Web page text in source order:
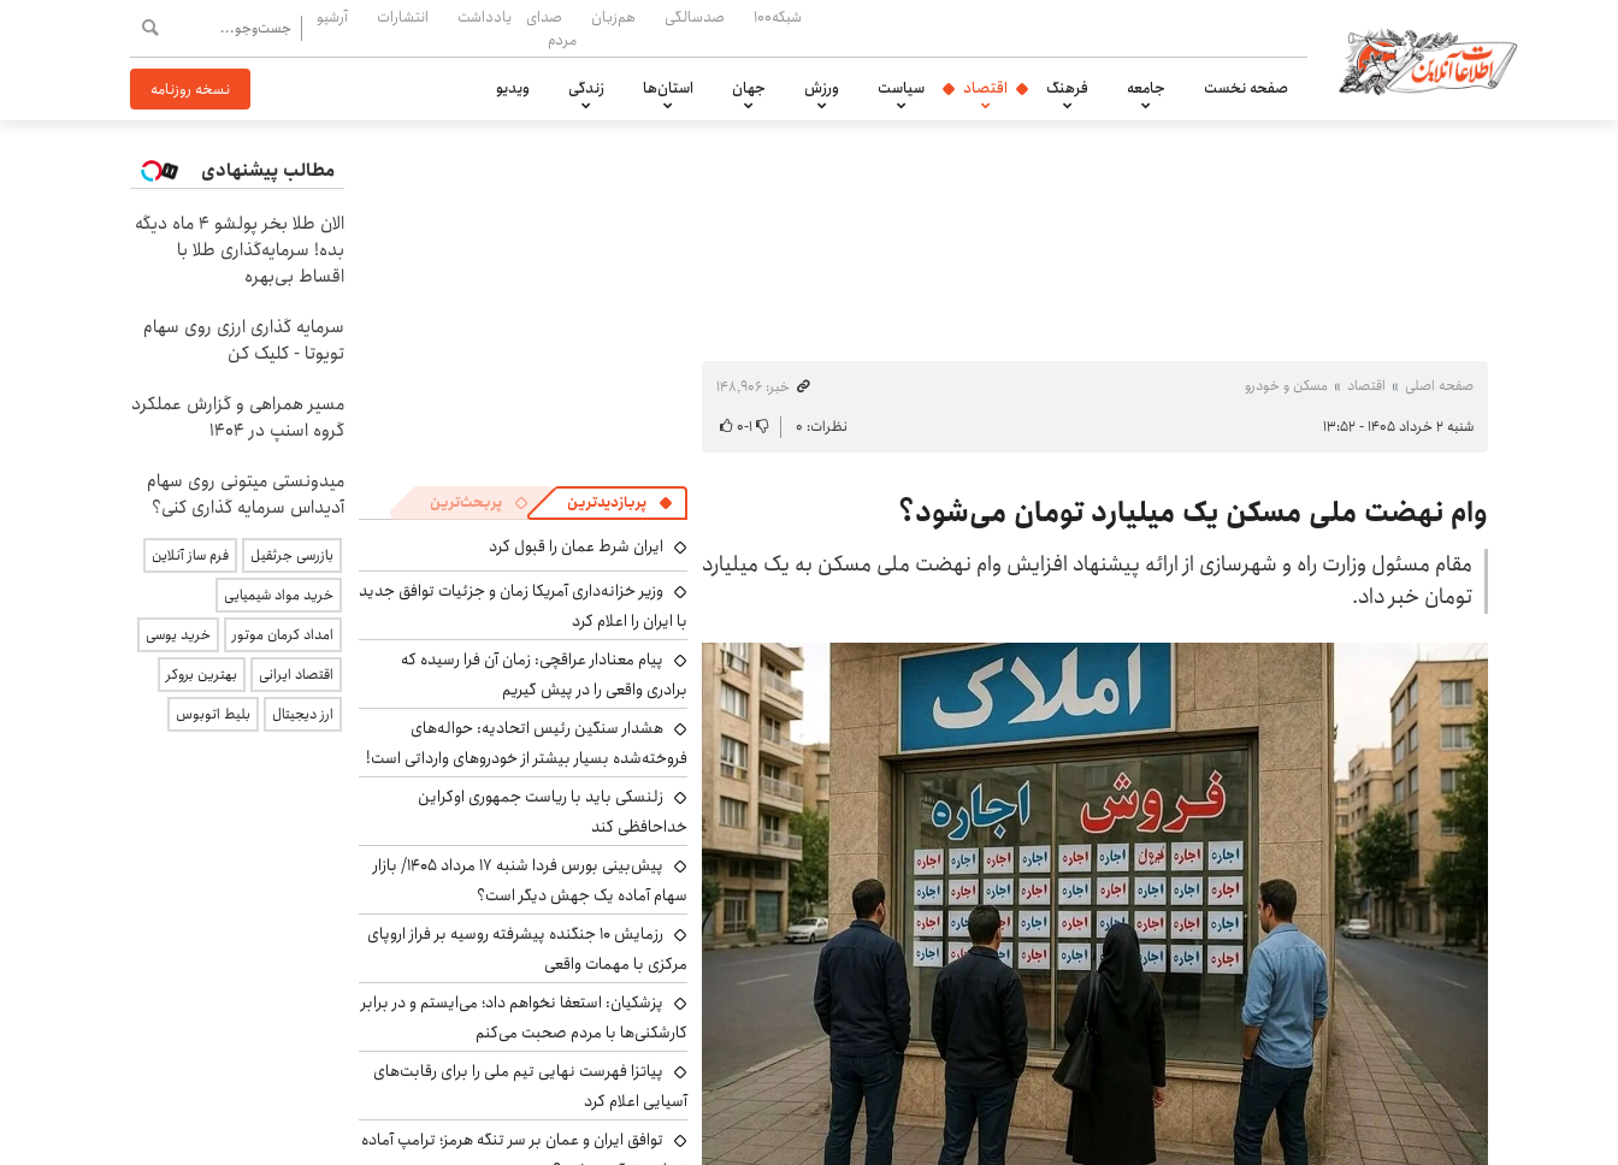
شبکه۱۰۰ صدسالگی هم‌زبان
صدای
مردم
یادداشت انتشارات آرشیو
صفحه نخست جامعه فرهنگ اقتصاد سیاست ورزش جهان استان‌ها زندگی ویدیو نسخه روزنامه
صفحه اصلی اقتصاد مسکن و خودرو
خبر: ۱۴۸٬۹۰۶
شنبه ۲ خرداد ۱۴۰۵ - ۱۳:۵۲
نظرات: ۰ ۱-۰
وام نهضت ملی مسکن یک میلیارد تومان می‌شود؟
مقام مسئول وزارت راه و شهرسازی از ارائه پیشنهاد افزایش وام نهضت ملی مسکن به یک میلیارد
تومان خبر داد.
پربازدیدترین پربحث‌ترین
ایران شرط عمان را قبول کرد
وزیر خزانه‌داری آمریکا زمان و جزئیات توافق جدید
با ایران را اعلام کرد
پیام معنادار عراقچی: زمان آن فرا رسیده که
برادری واقعی را در پیش گیریم
هشدار سنگین رئیس اتحادیه: حواله‌های
فروخته‌شده بسیار بیشتر از خودروهای وارداتی است!
زلنسکی باید با ریاست جمهوری اوکراین
خداحافظی کند
پیش‌بینی بورس فردا شنبه ۱۷ مرداد ۱۴۰۵/ بازار
سهام آماده یک جهش دیگر است؟
رزمایش ۱۰ جنگنده پیشرفته روسیه بر فراز اروپای
مرکزی با مهمات واقعی
پزشکیان: استعفا نخواهم داد؛ می‌ایستم و در برابر
کارشکنی‌ها با مردم صحبت می‌کنم
پیاتزا فهرست نهایی تیم ملی را برای رقابت‌های
آسیایی اعلام کرد
توافق ایران و عمان بر سر تنگه هرمز؛ ترامپ آماده
مطالب پیشنهادی
الان طلا بخر پولشو 4 ماه دیگه
بده! سرمایه‌گذاری طلا با
اقساط بی‌بهره
سرمایه گذاری ارزی روی سهام
تویوتا - کلیک کن
مسیر همراهی و گزارش عملکرد
گروه اسنپ در ۱۴۰۴
میدونستی میتونی روی سهام
آدیداس سرمایه گذاری کنی؟
بازرسی جرثقیل
فرم ساز آنلاین
خرید مواد شیمیایی
امداد کرمان موتور
خرید یوسی
اقتصاد ایرانی
بهترین بروکر
ارز دیجیتال
بلیط اتوبوس